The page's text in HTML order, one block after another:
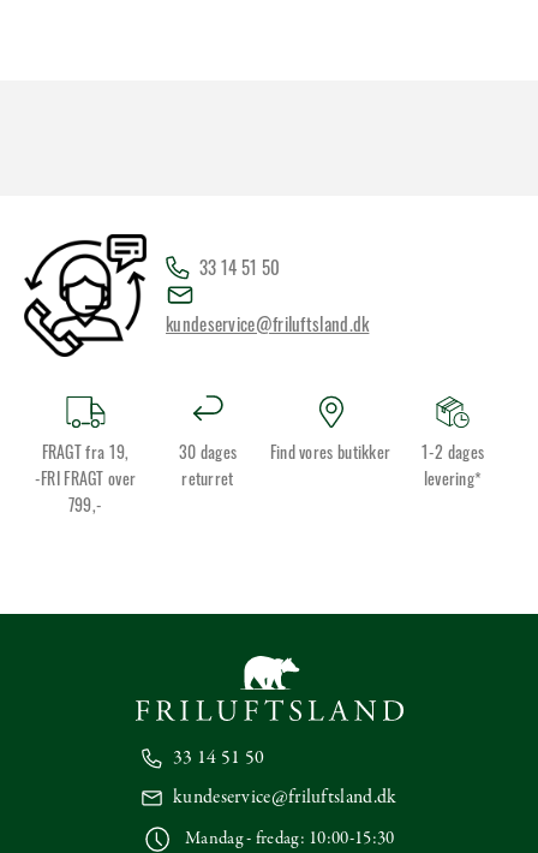
33 14 51 50
kundeservice@friluftsland.dk
FRAGT fra 19,
-FRI FRAGT over
799,-
30 dages
returret
Find vores butikker
1-2 dages
levering*
33 14 51 50
kundeservice@friluftsland.dk
Mandag - fredag: 10:00-15:30